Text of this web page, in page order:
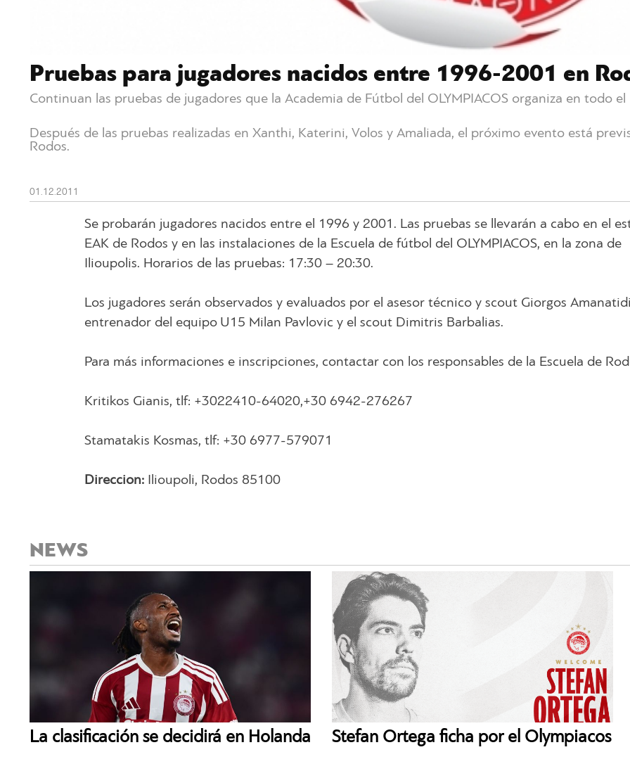
Pruebas para jugadores nacidos entre 1996-2001 en
Continuan las pruebas de jugadores que la Academia de Fútbol del OLYMPIACOS organiza en todo el
Después de las pruebas realizadas en Xanthi, Katerini, Volos y Amaliada, el próximo evento está
Rodos.
01.12.2011
Se probarán jugadores nacidos entre el 1996 y 2001. Las pruebas se llevarán a cabo en el
EAK de Rodos y en las instalaciones de la Escuela de fútbol del OLYMPIACOS, en la zona de
Ilioupolis. Horarios de las pruebas: 17:30 – 20:30.
Los jugadores serán observados y evaluados por el asesor técnico y scout Giorgos
entrenador del equipo U15 Milan Pavlovic y el scout Dimitris Barbalias.
Para más informaciones e inscripciones, contactar con los responsables de la Escuela de
Kritikos Gianis, tlf: +3022410-64020,+30 6942-276267
Stamatakis Kosmas, tlf: +30 6977-579071
Direccion: Ilioupoli, Rodos 85100
NEWS
La clasificación se decidirá en Holanda Stefan Ortega ficha por el Olympiacos